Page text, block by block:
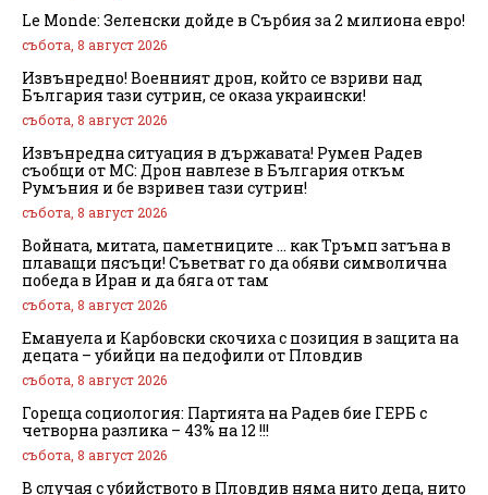
Le Monde: Зеленски дойде в Сърбия за 2 милиона евро!
събота, 8 август 2026
Извънредно! Военният дрон, който се взриви над
България тази сутрин, се оказа украински!
събота, 8 август 2026
Извънредна ситуация в държавата! Румен Радев
съобщи от МС: Дрон навлезе в България откъм
Румъния и бе взривен тази сутрин!
събота, 8 август 2026
Войната, митата, паметниците … как Тръмп затъна в
плаващи пясъци! Съветват го да обяви символична
победа в Иран и да бяга от там
събота, 8 август 2026
Емануела и Карбовски скочиха с позиция в защита на
децата – убийци на педофили от Пловдив
събота, 8 август 2026
Гореща социология: Партията на Радев бие ГЕРБ с
четворна разлика – 43% на 12 !!!
събота, 8 август 2026
В случая с убийството в Пловдив няма нито деца, нито